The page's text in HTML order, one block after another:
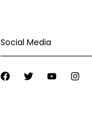
Social Media